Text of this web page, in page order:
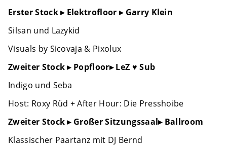
Erster Stock ▸ Elektrofloor ▸ Garry Klein
Silsan und Lazykid
Visuals by Sicovaja & Pixolux
Zweiter Stock ▸ Popfloor▸ LeZ ♥ Sub
Indigo und Seba
Host: Roxy Rüd + After Hour: Die Presshoibe
Zweiter Stock ▸ Großer Sitzungssaal▸ Ballroom
Klassischer Paartanz mit DJ Bernd